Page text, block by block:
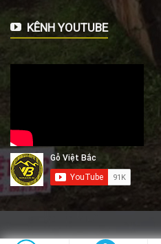
KÊNH YOUTUBE